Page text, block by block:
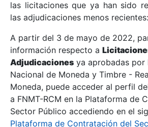
Mostrar/Ocultar
Mostrar/Ocultar
las licitaciones que ya han sido
las adjudicaciones menos recientes:
A partir del 3 de mayo de 2022,
información respecto a
Adjudicaciones ya aprobadas por
Nacional de Moneda y Timbre -
Moneda, puede acceder al perfil
a FNMT-RCM en la Plataforma de
Sector Público accediendo en el
Plataforma de Contratación del